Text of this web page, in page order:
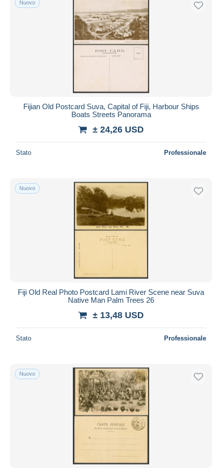
Nuovo
Fijian Old Postcard Suva, Capital of Fiji, Harbour Ships
Boats Streets Panorama
± 24,26 USD
Stato Professionale
Nuovo
Fiji Old Real Photo Postcard Lami River Scene near Suva
Native Man Palm Trees 26
± 13,48 USD
Stato Professionale
Nuovo